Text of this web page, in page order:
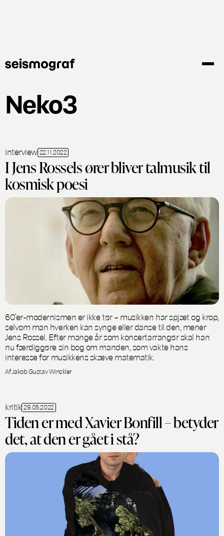
Neko3
interview 22.11.2022
I Jens Rossels ører bliver talmusik til
kosmisk poesi
60’er-modernismen er ikke tør – musikken har spjæt og krop,
selvom man hverken kan synge eller danse til den, mener
Jens Rossel. Efter mange år som koncertarrangør skal han
nu færdiggøre sin bog om manden, som vakte hans
interesse for musikkens skæve matematik.
Af Jakob Gustav Winckler
kritik 29.05.2022
Tiden er med Xavier Bonfill – betyder
det, at den er gået i stå?